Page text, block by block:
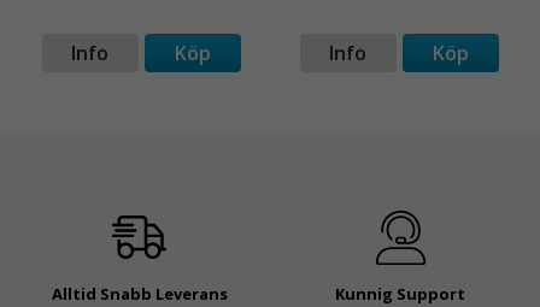
Info Köp Info Köp
Alltid Snabb Leverans Kunnig Support